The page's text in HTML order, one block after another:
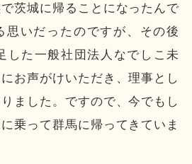
茨城に帰ることになったんで
思いだったのですが、その後
した一般社団法人なでしこ未
お声がけいただき、理事とし
ました。ですので、今でもし
乗って群馬に帰ってきていま